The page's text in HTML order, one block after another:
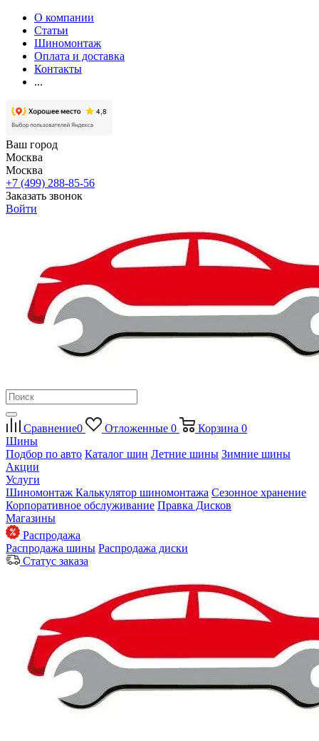
О компании
Статьи
Шиномонтаж
Оплата и доставка
Контакты
...
Ваш город
Москва
Москва
+7 (499) 288-85-56
Заказать звонок
Войти
Сравнение0 Отложенные 0 Корзина 0
Шины
Подбор по авто Каталог шин Летние шины Зимние шины
Акции
Услуги
Шиномонтаж Калькулятор шиномонтажа Сезонное хранение
Корпоративное обслуживание Правка Дисков
Магазины
Распродажа
Распродажа шины Распродажа диски
Статус заказа